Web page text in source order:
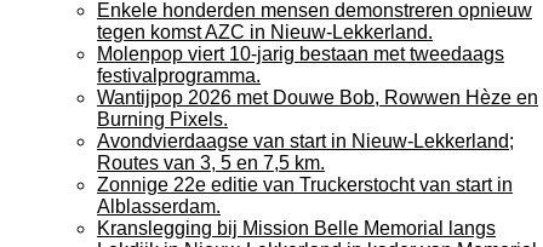
Enkele honderden mensen demonstreren opnieuw
tegen komst AZC in Nieuw-Lekkerland.
Molenpop viert 10-jarig bestaan met tweedaags
festivalprogramma.
Wantijpop 2026 met Douwe Bob, Rowwen Hèze en
Burning Pixels.
Avondvierdaagse van start in Nieuw-Lekkerland;
Routes van 3, 5 en 7,5 km.
Zonnige 22e editie van Truckerstocht van start in
Alblasserdam.
Kranslegging bij Mission Belle Memorial langs